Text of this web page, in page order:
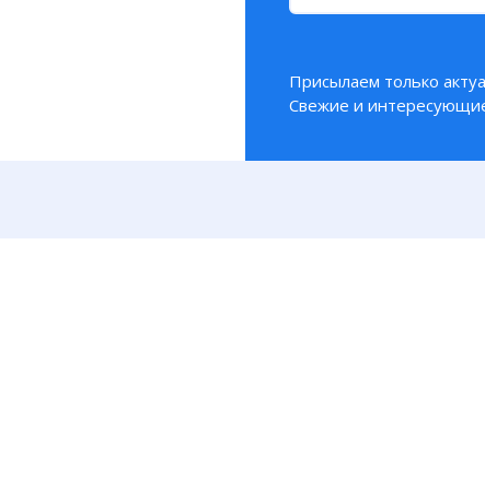
Присылаем только
Свежие и